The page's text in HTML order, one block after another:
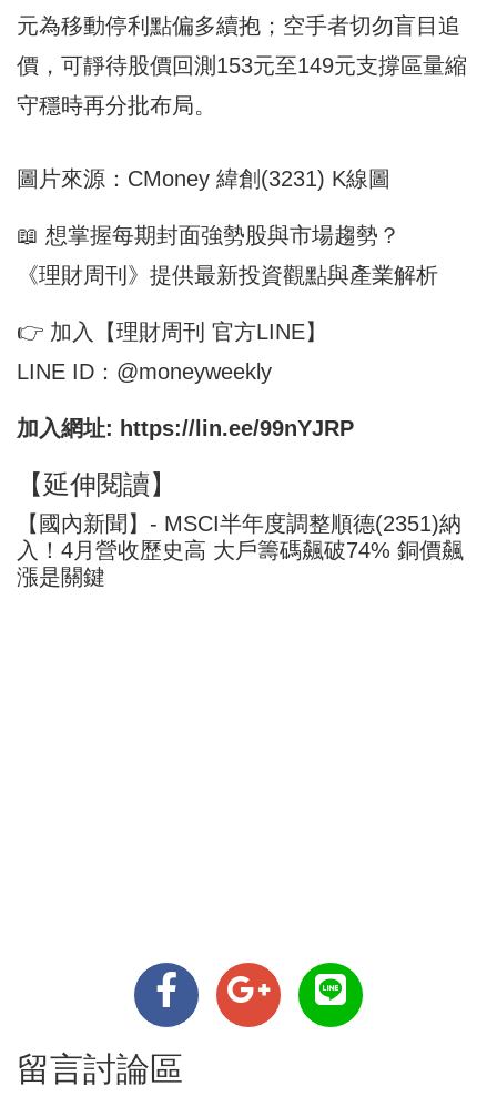
元為移動停利點偏多續抱；空手者切勿盲目追
價，可靜待股價回測153元至149元支撐區量縮
守穩時再分批布局。
圖片來源：CMoney 緯創(3231) K線圖
📖 想掌握每期封面強勢股與市場趨勢？
《理財周刊》提供最新投資觀點與產業解析
👉 加入【理財周刊 官方LINE】
LINE ID：@moneyweekly
加入網址: https://lin.ee/99nYJRP
【延伸閱讀】
【國內新聞】- MSCI半年度調整順德(2351)納
入！4月營收歷史高 大戶籌碼飆破74% 銅價飆
漲是關鍵
留言討論區